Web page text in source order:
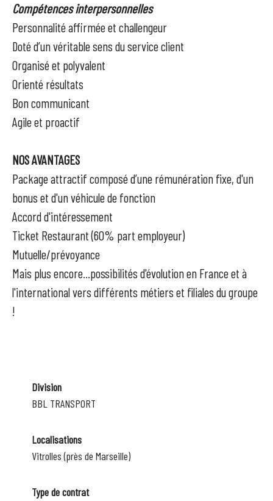
Compétences interpersonnelles
Personnalité affirmée et challengeur
Doté d’un véritable sens du service client
Organisé et polyvalent
Orienté résultats
Bon communicant
Agile et proactif
NOS AVANTAGES
Package attractif composé d’une rémunération fixe, d'un
bonus et d'un véhicule de fonction
Accord d'intéressement
Ticket Restaurant (60% part employeur)
Mutuelle/prévoyance
Mais plus encore...possibilités d'évolution en France et à
l'international vers différents métiers et filiales du groupe
!
Division
BBL TRANSPORT
Localisations
Vitrolles (près de Marseille)
Type de contrat